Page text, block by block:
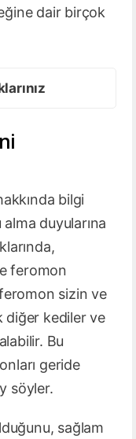
dair birçok
bilgi
duyularına
feromon
sizin ve
diğer kediler ve
Bu
geride
söyler.
sağlam